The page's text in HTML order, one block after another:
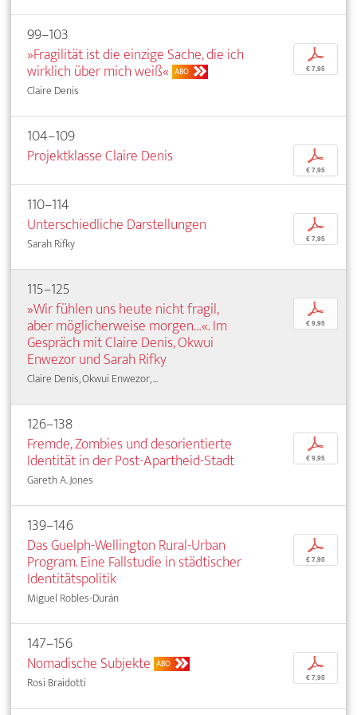
99–103
»Fragilität ist die einzige Sache, die ich
wirklich über mich weiß« ABO
Claire Denis
p
€ 7,95
104–109
Projektklasse Claire Denis
p
€ 7,95
110–114
Unterschiedliche Darstellungen
Sarah Rifky
p
€ 7,95
115–125
»Wir fühlen uns heute nicht fragil,
aber möglicherweise morgen…«. Im
Gespräch mit Claire Denis, Okwui
Enwezor und Sarah Rifky
Claire Denis, Okwui Enwezor, ...
p
€ 9,95
126–138
Fremde, Zombies und desorientierte
Identität in der Post-Apartheid-Stadt
Gareth A. Jones
p
€ 9,95
139–146
Das Guelph-Wellington Rural-Urban
Program. Eine Fallstudie in städtischer
Identitätspolitik
Miguel Robles-Durán
p
€ 7,95
147–156
Nomadische Subjekte ABO
Rosi Braidotti
p
€ 7,95